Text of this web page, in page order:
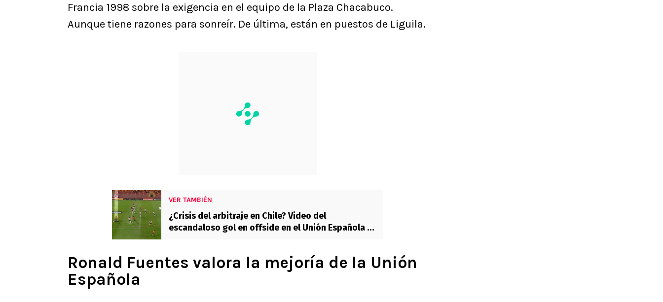
Francia 1998 sobre la exigencia en el equipo de la Plaza Chacabuco.
Aunque tiene razones para sonreír. De última, están en puestos de Liguila.
VER TAMBIÉN
¿Crisis del arbitraje en Chile? Video del
escandaloso gol en offside en el Unión Española vs
Ronald Fuentes valora la mejoría de la Unión
Española